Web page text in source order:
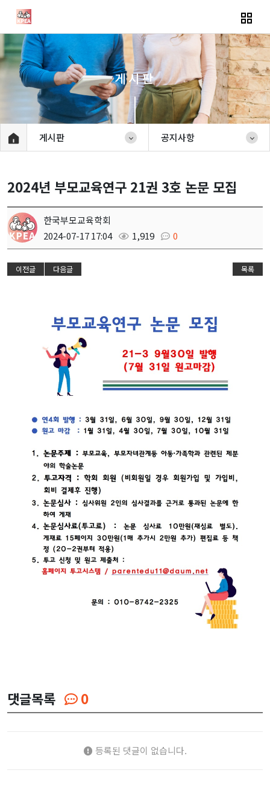
게시판
게시판 공지사항
2024년 부모교육연구 21권 3호 논문 모집
한국부모교육학회
2024-07-17 17:04
1,919 0
이전글 다음글 목록
댓글목록 0
등록된 댓글이 없습니다.